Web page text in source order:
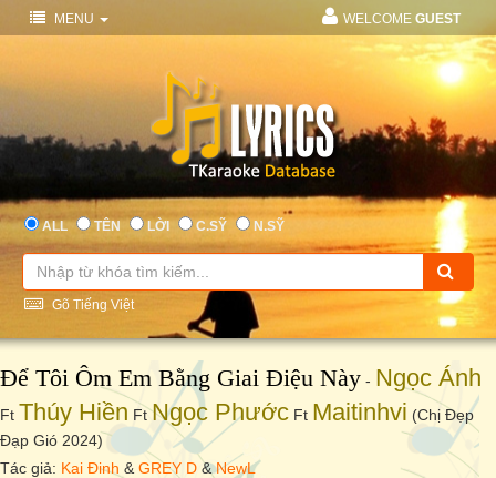
MENU WELCOME GUEST
ALL TÊN LỜI C.SỸ N.SỸ
Gõ Tiếng Việt
Để Tôi Ôm Em Bằng Giai Điệu Này - Ngọc Ánh
Ft Thúy Hiền FtNgọc Phước Ft Maitinhvi (Chị Đẹp
Đạp Gió 2024)
Tác giả: Kai Đinh & GREY D &NewL